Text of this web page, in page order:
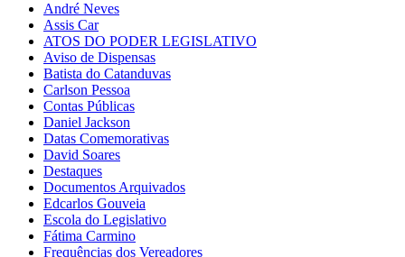
André Neves
Assis Car
ATOS DO PODER LEGISLATIVO
Aviso de Dispensas
Batista do Catanduvas
Carlson Pessoa
Contas Públicas
Daniel Jackson
Datas Comemorativas
David Soares
Destaques
Documentos Arquivados
Edcarlos Gouveia
Escola do Legislativo
Fátima Carmino
Frequências dos Vereadores